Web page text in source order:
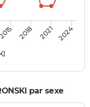
2018 2021 2024
par sexe